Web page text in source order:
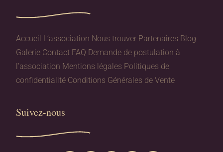
Accueil L’association Nous trouver Partenaires Blog
Galerie Contact FAQ Demande de postulation à
l’association Mentions légales Politiques de
confidentialité Conditions Générales de Vente
Suivez-nous